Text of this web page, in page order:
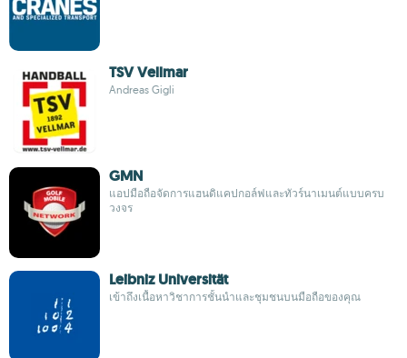
TSV Vellmar
Andreas Gigli
GMN
แอปมือถือจัดการแฮนดิแคปกอล์ฟและทัวร์นาเมนต์แบบครบ
วงจร
Leibniz Universität
เข้าถึงเนื้อหาวิชาการชั้นนำและชุมชนบนมือถือของคุณ